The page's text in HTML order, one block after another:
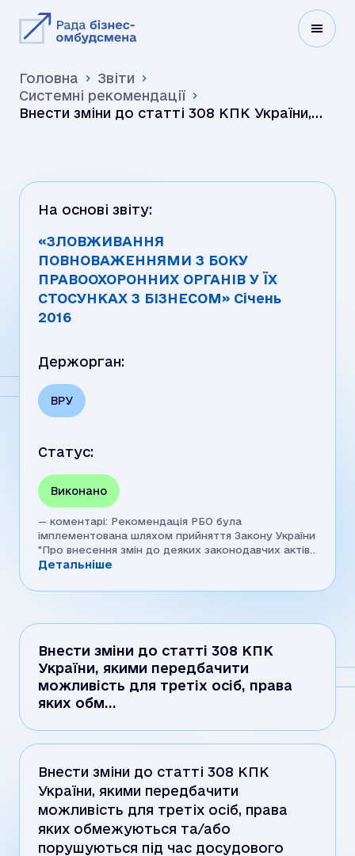
Головна
Звіти
Системні рекомендації
Внести зміни до статті 308 КПК України,
Внести зміни до статті 308 КПК
України, якими передбачити
можливість для третіх осіб, права
яких обм…
Внести зміни до статті 308 КПК
України, якими передбачити
можливість для третіх осіб, права
яких обмежуються та/або
порушуються під час досудового
На основі звіту:
«ЗЛОВЖИВАННЯ
ПОВНОВАЖЕННЯМИ З БОКУ
ПРАВООХОРОННИХ ОРГАНІВ У ЇХ
СТОСУНКАХ З БІЗНЕСОМ» Січень
2016
Держорган:
ВРУ
Статус:
Виконано
— коментарі: Рекомендація РБО була
імплементована шляхом прийняття Закону України
"Про внесення змін до деяких законодавчих актів
щодо забезпечення дотримання прав учасників
правоохоронними органами під час здійснення
VIII.
Детальніше